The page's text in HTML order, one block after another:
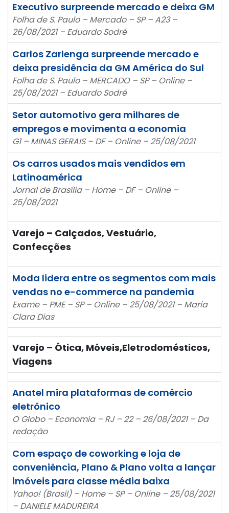
Executivo surpreende mercado e deixa GM
Folha de S. Paulo – Mercado – SP – A23 –
26/08/2021 – Eduardo Sodré
Carlos Zarlenga surpreende mercado e
deixa presidência da GM América do Sul
Folha de S. Paulo – MERCADO – SP – Online –
25/08/2021 – Eduardo Sodré
Setor automotivo gera milhares de
empregos e movimenta a economia
G1 – MINAS GERAIS – DF – Online – 25/08/2021
Os carros usados mais vendidos em
Latinoamérica
Jornal de Brasília – Home – DF – Online –
25/08/2021
Varejo – Calçados, Vestuário,
Confecções
Moda lidera entre os segmentos com mais
vendas no e-commerce na pandemia
Exame – PME – SP – Online – 25/08/2021 – Maria
Clara Dias
Varejo – Ótica, Móveis,Eletrodomésticos,
Viagens
Anatel mira plataformas de comércio
eletrônico
O Globo – Economia – RJ – 22 – 26/08/2021 – Da
redação
Com espaço de coworking e loja de
conveniência, Plano & Plano volta a lançar
imóveis para classe média baixa
Yahoo! (Brasil) – Home – SP – Online – 25/08/2021
– DANIELE MADUREIRA